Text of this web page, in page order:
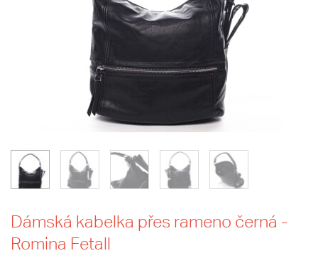
Dámská kabelka přes rameno černá -
Romina Fetall